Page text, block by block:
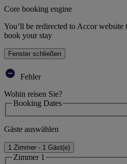
Core booking engine
You’ll be redirected to Accor
book your stay
Fenster schließen
Fehler
Wohin reisen Sie?
Booking Dates
Gäste auswählen
1 Zimmer - 1 Gäst(e)
Zimmer 1